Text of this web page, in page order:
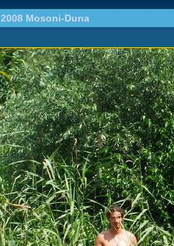
2008 Mosoni-Duna